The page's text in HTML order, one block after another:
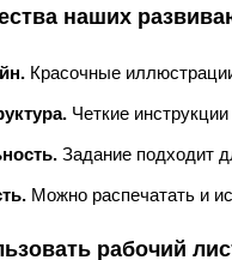
наших
Красочные
Четкие
Задание подходит
Можно распечатать и
рабочий